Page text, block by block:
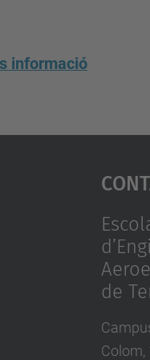
informació
de
Colom,